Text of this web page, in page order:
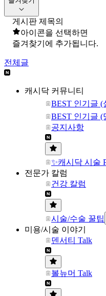
게시판 제목의
아이콘을 선택하면
즐겨찾기에 추가됩니다.
전체글
캐시닥 커뮤니티
BEST 인기글 (
BEST 인기글 (
공지사항
✨캐시닥 시술
전문가 칼럼
건강 칼럼
시술/수술 꿀팁
미용/시술 이야기
덴서티 Talk
볼뉴머 Talk